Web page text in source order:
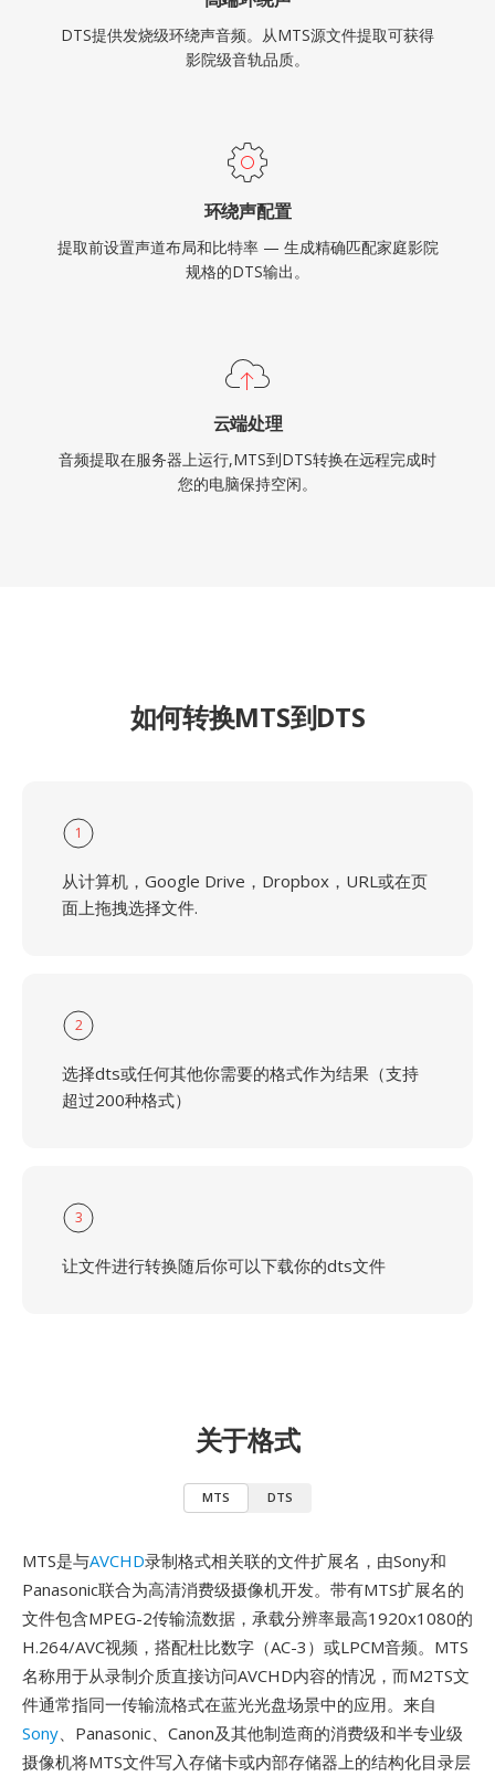
DTS提供发烧级环绕声音频。从MTS源文件提取可获得
影院级音轨品质。
环绕声配置
提取前设置声道布局和比特率 — 生成精确匹配家庭影院
规格的DTS输出。
云端处理
音频提取在服务器上运行,MTS到DTS转换在远程完成时
您的电脑保持空闲。
如何转换MTS到DTS
1
从计算机，Google Drive，Dropbox，URL或在页
面上拖拽选择文件.
2
选择dts或任何其他你需要的格式作为结果（支持
超过200种格式）
3
让文件进行转换随后你可以下载你的dts文件
关于格式
MTS DTS
MTS是与AVCHD录制格式相关联的文件扩展名，由Sony和
Panasonic联合为高清消费级摄像机开发。带有MTS扩展名的
文件包含MPEG-2传输流数据，承载分辨率最高1920x1080的
H.264/AVC视频，搭配杜比数字（AC-3）或LPCM音频。MTS
名称用于从录制介质直接访问AVCHD内容的情况，而M2TS文
件通常指同一传输流格式在蓝光光盘场景中的应用。来自
Sony、Panasonic、Canon及其他制造商的消费级和半专业级
摄像机将MTS文件写入存储卡或内部存储器上的结构化目录层